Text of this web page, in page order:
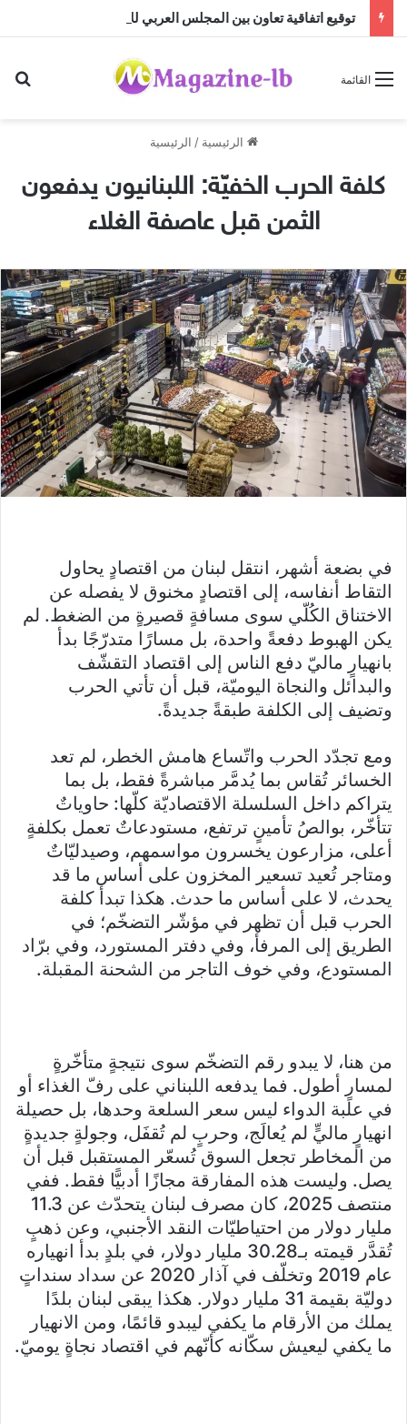
القائمة
الرئيسية / الرئيسية
كلفة الحرب الخفيّة: اللبنانيون يدفعون
الثمن قبل عاصفة الغلاء
في بضعة أشهر، انتقل لبنان من اقتصادٍ يحاول
التقاط أنفاسه، إلى اقتصادٍ مخنوق لا يفصله عن
الاختناق الكُلّي سوى مسافةٍ قصيرةٍ من الضغط. لم
يكن الهبوط دفعةً واحدة، بل مسارًا متدرّجًا بدأ
بانهيارٍ ماليّ دفع الناس إلى اقتصاد التقشّف
والبدائل والنجاة اليوميّة، قبل أن تأتي الحرب
وتضيف إلى الكلفة طبقةً جديدةً.
ومع تجدّد الحرب واتّساع هامش الخطر، لم تعد
الخسائر تُقاس بما يُدمَّر مباشرةً فقط، بل بما
يتراكم داخل السلسلة الاقتصاديّة كلّها: حاوياتٌ
تتأخّر، بوالصُ تأمينٍ ترتفع، مستودعاتٌ تعمل بكلفةٍ
أعلى، مزارعون يخسرون مواسمهم، وصيدليّاتٌ
ومتاجر تُعيد تسعير المخزون على أساس ما قد
يحدث، لا على أساس ما حدث. هكذا تبدأ كلفة
الحرب قبل أن تظهر في مؤشّر التضخّم؛ في
الطريق إلى المرفأ، وفي دفتر المستورد، وفي برّاد
المستودع، وفي خوف التاجر من الشحنة المقبلة.
من هنا، لا يبدو رقم التضخّم سوى نتيجةٍ متأخّرةٍ
لمسارٍ أطول. فما يدفعه اللبناني على رفّ الغذاء أو
في علبة الدواء ليس سعر السلعة وحدها، بل حصيلة
انهيارٍ ماليٍّ لم يُعالَج، وحربٍ لم تُقفَل، وجولةٍ جديدةٍ
من المخاطر تجعل السوق تُسعّر المستقبل قبل أن
يصل. وليست هذه المفارقة مجازًا أدبيًّا فقط. ففي
منتصف 2025، كان مصرف لبنان يتحدّث عن 11.3
مليار دولار من احتياطيّات النقد الأجنبي، وعن ذهبٍ
تُقدَّر قيمته بـ30.28 مليار دولار، في بلدٍ بدأ انهياره
عام 2019 وتخلّف في آذار 2020 عن سداد سنداتٍ
دوليّة بقيمة 31 مليار دولار. هكذا يبقى لبنان بلدًا
يملك من الأرقام ما يكفي ليبدو قائمًا، ومن الانهيار
ما يكفي ليعيش سكّانه كأنّهم في اقتصاد نجاةٍ يوميّ.